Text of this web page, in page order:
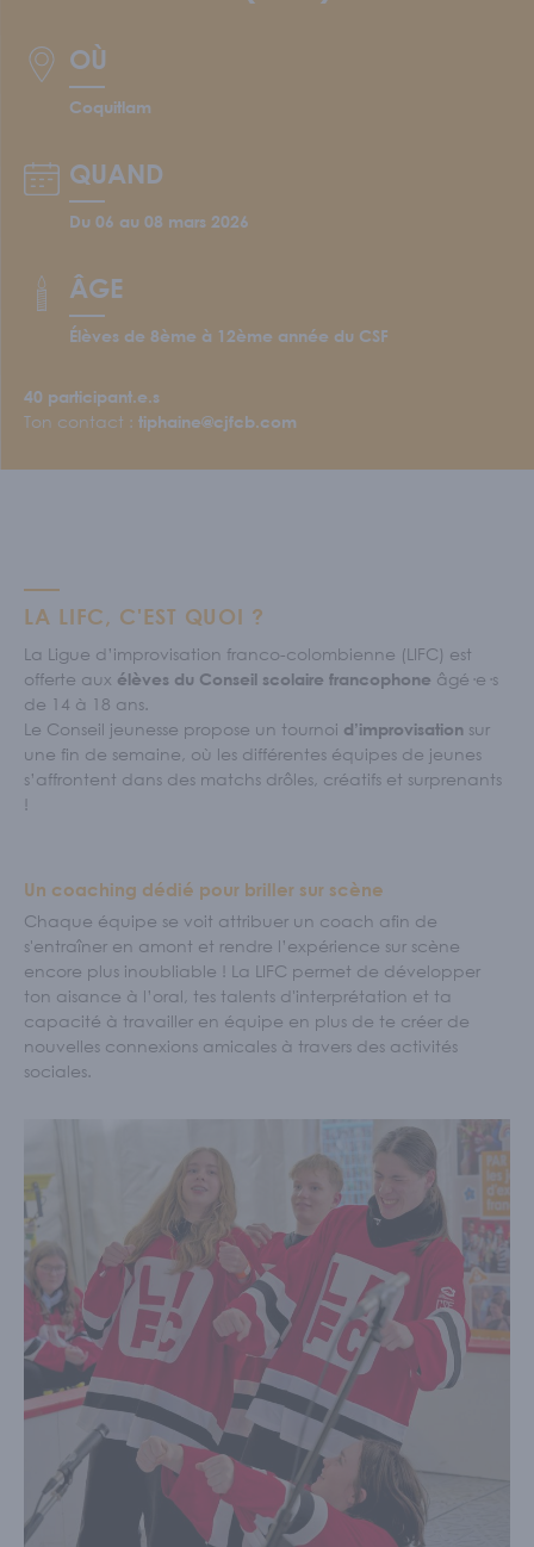
Écoles et personnel enseignant
S'IMPLIQUER
Nos membres
Programme Connecte
ACTUALITÉS
OÙ
Coquitlam
QUAND
Du 06 au 08 mars 2026
ÂGE
Élèves de 8ème à 12ème année du CSF
40 participant.e.s
Ton contact : tiphaine@cjfcb.com
LA LIFC, C'EST QUOI ?
La Ligue d’improvisation franco-colombienne (LIFC) est
offerte aux élèves du Conseil scolaire francophone âgé·e·s
de 14 à 18 ans.
Le Conseil jeunesse propose un tournoi d’improvisation sur
une fin de semaine, où les différentes équipes de jeunes
s’affrontent dans des matchs drôles, créatifs et surprenants
!
Un coaching dédié pour briller sur scène
Chaque équipe se voit attribuer un coach afin de
s'entraîner en amont et rendre l’expérience sur scène
encore plus inoubliable ! La LIFC permet de développer
ton aisance à l’oral, tes talents d'interprétation et ta
capacité à travailler en équipe en plus de te créer de
nouvelles connexions amicales à travers des activités
sociales.